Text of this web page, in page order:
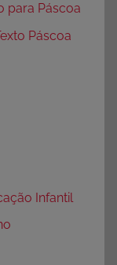
para Páscoa
Páscoa
Infantil